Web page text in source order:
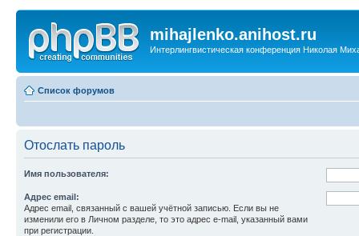
mihajlenko.anihost.ru
Интерлингвистическая конференция Николая
Список форумов
Отослать пароль
Имя пользователя:
Адрес email:
Адрес email, связанный с вашей учётной записью. Если вы не
изменили его в Личном разделе, то это адрес e-mail, указанный вами
при регистрации.